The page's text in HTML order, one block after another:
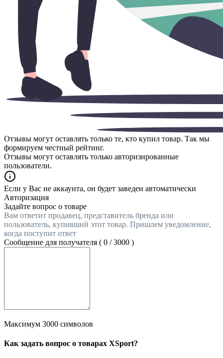
Отзывы могут оставлять только те, кто купил товар. Так мы
формируем честный рейтинг.
Отзывы могут оставлять только авторизированные
пользователи.
Если у Вас не аккаунта, он будет заведен автоматически
Авторизация
Задайте вопрос о товаре
Вам ответит продавец, представитель бренда или
пользователь, купивший этот товар. Пришлем уведомление,
когда поступит ответ
Сообщение для получателя ( 0 /3000 )
Максимум 3000 символов
Как задать вопрос о товарах XSport?